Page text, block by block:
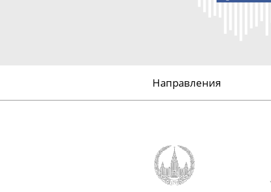
Направления